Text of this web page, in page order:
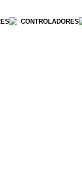
CONTROLADORES